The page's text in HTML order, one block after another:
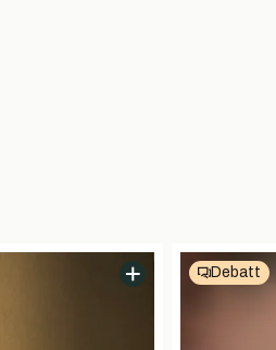
Debatt